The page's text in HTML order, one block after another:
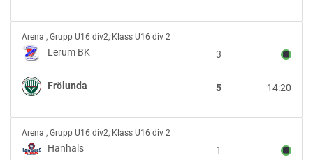
Lerum
BK
vs
Frölunda
Arena , Grupp U16 div2, Klass U16 div 2
Lerum BK 3
Frölunda 14:20
5
Hanhals
vs
Arena , Grupp U16 div2, Klass U16 div 2
Hanhals 1